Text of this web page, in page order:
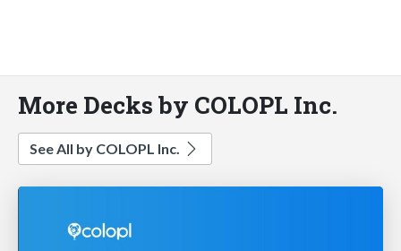
More Decks by COLOPL Inc.
See All by COLOPL Inc.